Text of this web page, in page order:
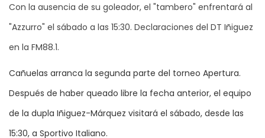
Con la ausencia de su goleador, el "tambero" enfrentará al
"Azzurro" el sábado a las 15:30. Declaraciones del DT Iñiguez
en la FM88.1.
Cañuelas arranca la segunda parte del torneo Apertura.
Después de haber queado libre la fecha anterior, el equipo
de la dupla Iñiguez-Márquez visitará el sábado, desde las
15:30, a Sportivo Italiano.